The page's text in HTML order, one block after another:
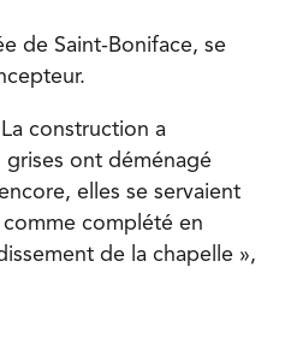
de Saint-Boniface, se
construction a
grises ont déménagé
elles se servaient
comme complété en
de la chapelle »,